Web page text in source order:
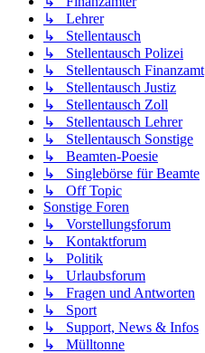
↳ Lehrer
↳ Stellentausch
↳ Stellentausch Polizei
↳ Stellentausch Finanzamt
↳ Stellentausch Justiz
↳ Stellentausch Zoll
↳ Stellentausch Lehrer
↳ Stellentausch Sonstige
↳ Beamten-Poesie
↳ Singlebörse für Beamte
↳ Off Topic
Sonstige Foren
↳ Vorstellungsforum
↳ Kontaktforum
↳ Politik
↳ Urlaubsforum
↳ Fragen und Antworten
↳ Sport
↳ Support, News & Infos
↳ Mülltonne